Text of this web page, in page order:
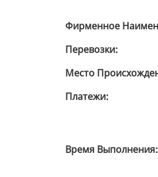
Фирменное
Перевозки:
Место
Платежи:
Время Выполнения: